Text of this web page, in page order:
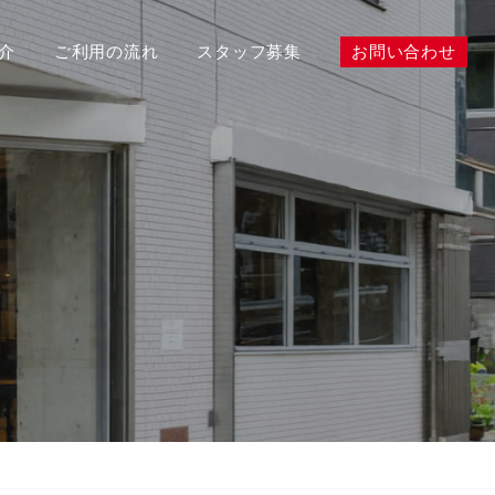
ご利用の流れ スタッフ募集 お問い合わせ